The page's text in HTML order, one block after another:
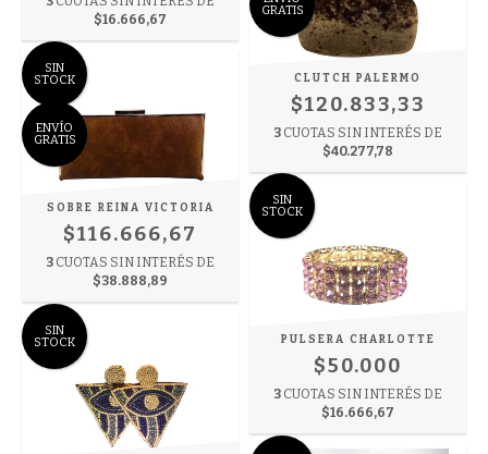
$16.666,67
SIN
STOCK
ENVÍO
GRATIS
SOBRE REINA VICTORIA
$116.666,67
3 CUOTAS SIN INTERÉS DE
$38.888,89
GRATIS
CLUTCH PALERMO
$120.833,33
3 CUOTAS SIN INTERÉS DE
$40.277,78
SIN
STOCK
SIN
STOCK
PULSERA CHARLOTTE
$50.000
3 CUOTAS SIN INTERÉS DE
$16.666,67